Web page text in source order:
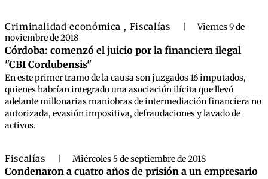
Criminalidad económica , Fiscalías
Viernes 9 de
noviembre de 2018
Córdoba: comenzó el juicio por la financiera ilegal
"CBI Cordubensis"
En este primer tramo de la causa son juzgados 16 imputados,
quienes habrían integrado una asociación ilícita que llevó
adelante millonarias maniobras de intermediación financiera no
autorizada, evasión impositiva, defraudaciones y lavado de
activos.
Fiscalías Miércoles 5 de septiembre de 2018
Condenaron a cuatro años de prisión a un empresario